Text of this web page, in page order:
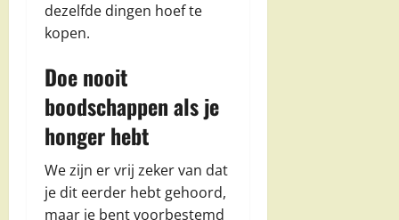
dezelfde dingen hoef te
kopen.
Doe nooit
boodschappen als je
honger hebt
We zijn er vrij zeker van dat
je dit eerder hebt gehoord,
maar je bent voorbestemd